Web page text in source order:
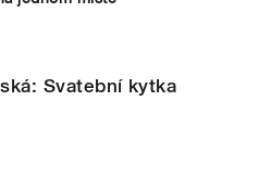
Svatební kytka